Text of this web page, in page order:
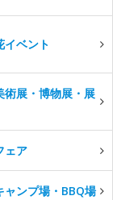
イベント
術展・博物展・展
ェア
ャンプ場・BBQ場